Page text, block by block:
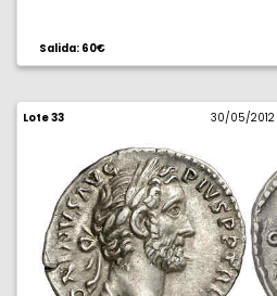
Salida: 60€
Lote 33 30/05/2012